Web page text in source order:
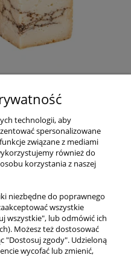
– Sardyński Luksus
/250 g
technologii, aby
spersonalizowane
związane z mediami
również do
korzystania z naszej
niezbędne do poprawnego
wszystkie
wszystkie", lub odmówić ich
Możesz też dostosować
"Dostosuj zgody". Udzieloną
wycofać lub zmienić,